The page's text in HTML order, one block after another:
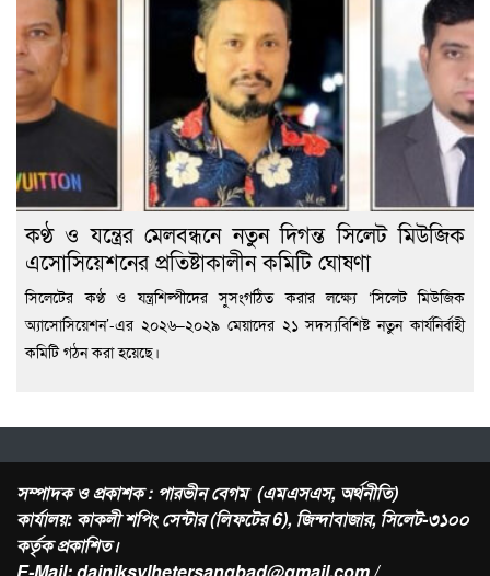
কণ্ঠ ও যন্ত্রের মেলবন্ধনে নতুন দিগন্ত সিলেট মিউজিক
এসোসিয়েশনের প্রতিষ্টাকালীন কমিটি ঘোষণা
সিলেটের কণ্ঠ ও যন্ত্রশিল্পীদের সুসংগঠিত করার লক্ষ্যে ‘সিলেট মিউজিক
অ্যাসোসিয়েশন’-এর ২০২৬–২০২৯ মেয়াদের ২১ সদস্যবিশিষ্ট নতুন কার্যনির্বাহী
কমিটি গঠন করা হয়েছে।
সম্পাদক ও প্রকাশক : পারভীন বেগম (এমএসএস, অর্থনীতি)
কার্যালয়: কাকলী শপিং সেন্টার (লিফটের 6), জিন্দাবাজার, সিলেট-৩১০০
কর্তৃক প্রকাশিত।